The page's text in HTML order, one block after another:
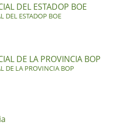
DEL ESTADOP BOE
DEL ESTADOP BOE
DE LA PROVINCIA BOP
DE LA PROVINCIA BOP